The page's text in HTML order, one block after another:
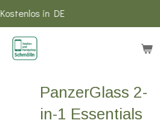
Kostenlos in DE
PanzerGlass 2-
in-1 Essentials